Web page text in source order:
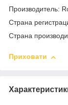
Производитель:
Страна
Страна
Приховати